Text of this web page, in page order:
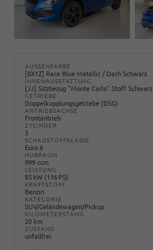
AUSSENFARBE
[8X1Z] Race Blue Metallic / Dach Schwarz
INNENAUSSTATTUNG
[JJ] Sitzbezug "Monte Carlo" Stoff Schwarz
GETRIEBE
Doppelkupplungsgetriebe (DSG)
ANTRIEBSACHSE
Frontantrieb
ZYLINDER
3
SCHADSTOFFKLASSE
Euro 6
HUBRAUM
999 ccm
LEISTUNG
85 kW (116 PS)
KRAFTSTOFF
Benzin
KATEGORIE
SUV/Geländewagen/Pickup
KILOMETERSTAND
20 km
ZUSTAND
unfallfrei